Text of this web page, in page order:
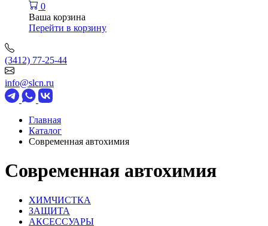
0
Ваша корзина
Перейти в корзину
(3412) 77-25-44
info@slcn.ru
Главная
Каталог
Современная автохимия
Современная автохимия
ХИМЧИСТКА
ЗАЩИТА
АКСЕССУАРЫ